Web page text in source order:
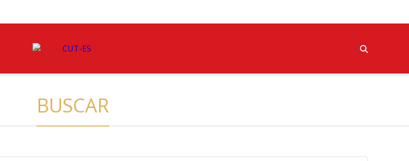
BUSCAR